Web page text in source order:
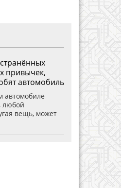
привычек,
автомобиль
автомобиле
любой
вещь, может